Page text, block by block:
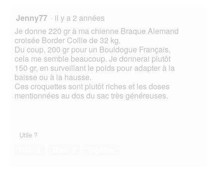
Jenny77 · il y a 2 années
Je donne 220 gr à ma chienne Braque Alemand
croisée Border Collie de 32 kg.
Du coup, 200 gr pour un Bouldogue Français,
cela me semble beaucoup. Je donnerai plutôt
150 gr, en surveillant le poids pour adapter à la
baisse ou à la hausse.
Ces croquettes sont plutôt riches et les doses
mentionnées au dos du sac très généreuses.
Utile ?